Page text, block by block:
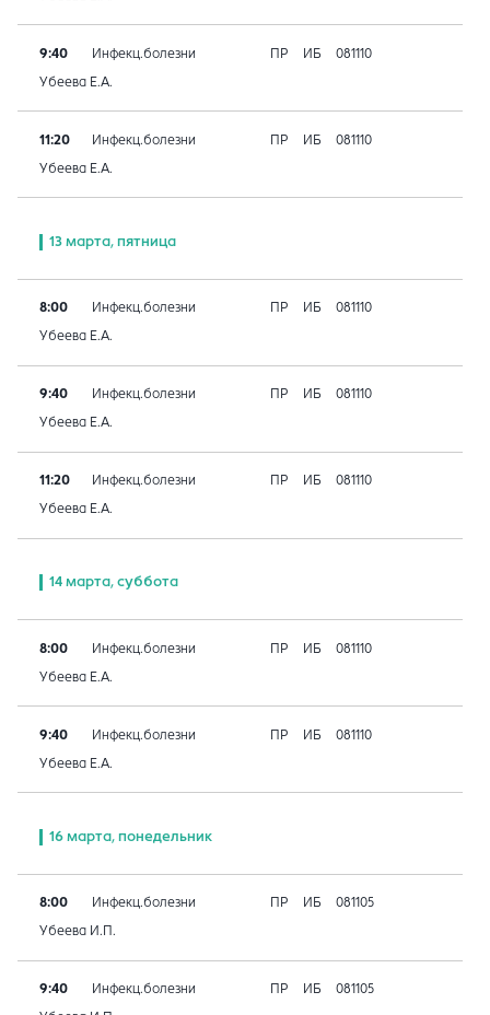
9:40 Инфекц.болезни ПР ИБ 081110
Убеева Е.А.
11:20 Инфекц.болезни ПР ИБ 081110
Убеева Е.А.
13 марта, пятница
8:00 Инфекц.болезни ПР ИБ 081110
Убеева Е.А.
9:40 Инфекц.болезни ПР ИБ 081110
Убеева Е.А.
11:20 Инфекц.болезни ПР ИБ 081110
Убеева Е.А.
14 марта, суббота
8:00 Инфекц.болезни ПР ИБ 081110
Убеева Е.А.
9:40 Инфекц.болезни ПР ИБ 081110
Убеева Е.А.
16 марта, понедельник
8:00 Инфекц.болезни ПР ИБ 081105
Убеева И.П.
9:40 Инфекц.болезни ПР ИБ 081105